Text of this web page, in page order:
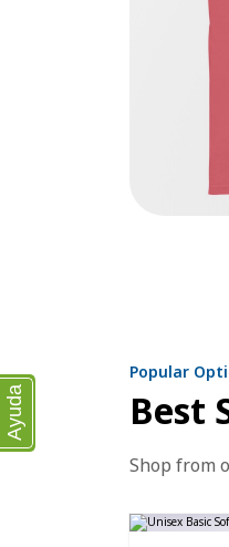
Popular
Best
Shop from
Ayuda